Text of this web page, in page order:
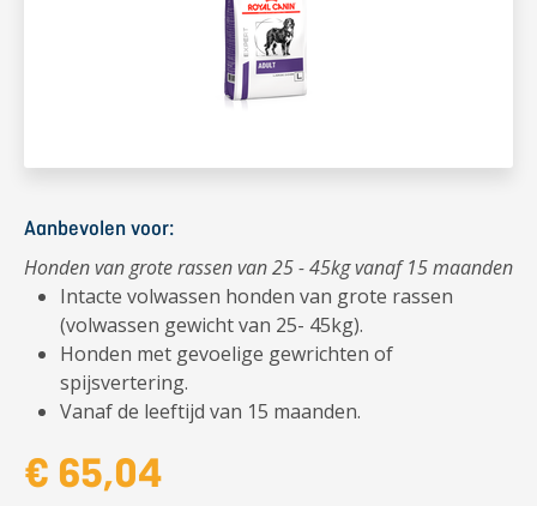
Aanbevolen voor:
Honden van grote rassen van 25 - 45kg vanaf 15 maanden
Intacte volwassen honden van grote rassen
(volwassen gewicht van 25- 45kg).
Honden met gevoelige gewrichten of
spijsvertering.
Vanaf de leeftijd van 15 maanden.
€ 65,04